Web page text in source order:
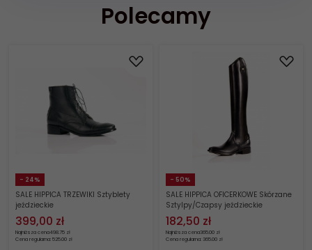
Polecamy
- 24%
SALE HIPPICA TRZEWIKI Sztyblety
jeździeckie
399,00 zł
Najniższa cena498.75 zł
Cena regularna: 525.00 zł
- 50%
SALE HIPPICA OFICERKOWE Skórzane
Sztylpy/Czapsy jeździeckie
182,50 zł
Najniższa cena365.00 zł
Cena regularna: 365.00 zł